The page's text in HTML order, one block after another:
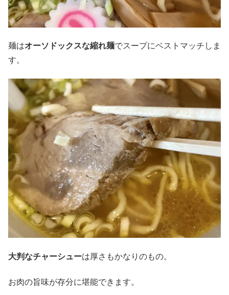
麺はオーソドックスな縮れ麺でスープにベストマッチしま
す。
大判なチャーシューは厚さもかなりのもの。
お肉の旨味が存分に堪能できます。